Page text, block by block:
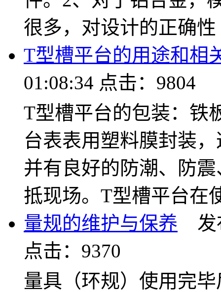
很多，对设计的正确性
T型槽平台的用途和相
01:08:34 点击：9804
T型槽平台的包装：铁
台表表用塑料膜封装
并有良好的防潮、防
抵现场。T型槽平台在
量规的维护与保养 发
点击：9370
量具（环规）使用完